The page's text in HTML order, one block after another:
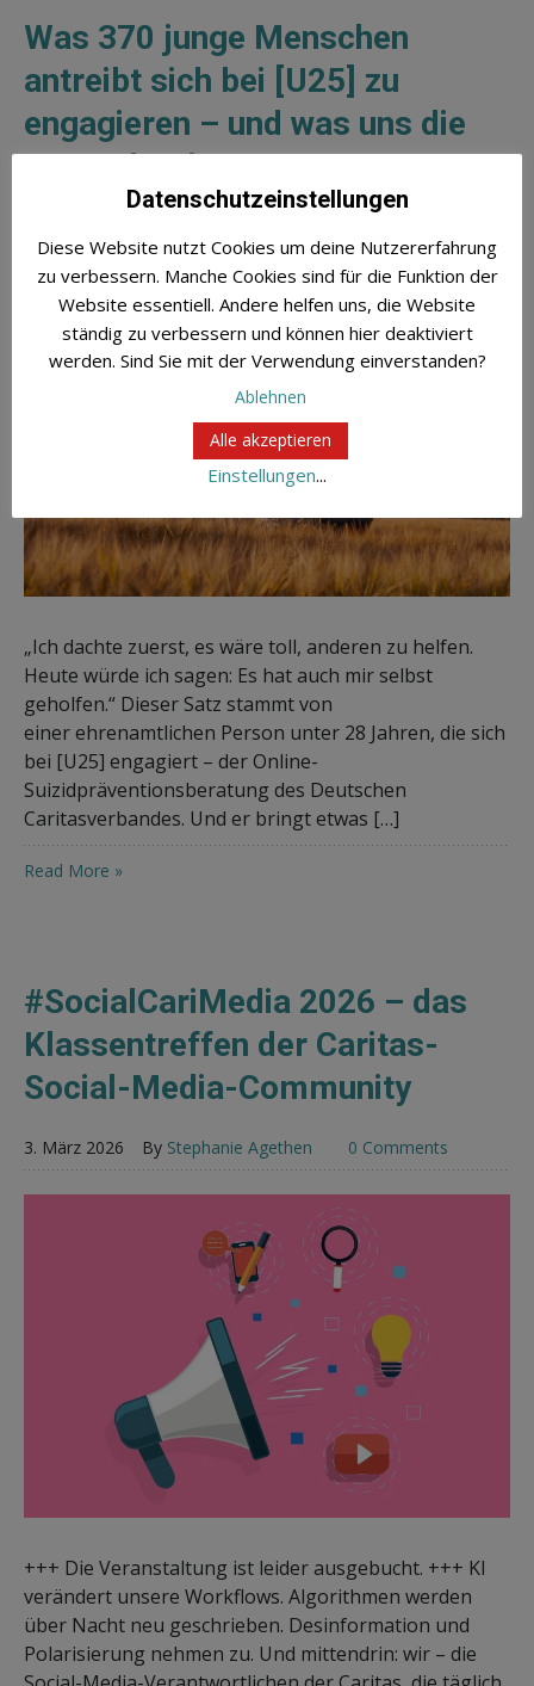
Was 370 junge Menschen
antreibt sich bei [U25] zu
engagieren – und was uns die
Daten darüber verraten
„Ich dachte zuerst, es wäre toll, anderen zu helfen.
Heute würde ich sagen: Es hat auch mir selbst
geholfen.“ Dieser Satz stammt von
einer ehrenamtlichen Person unter 28 Jahren, die sich
bei [U25] engagiert – der Online-
Suizidpräventionsberatung des Deutschen
Caritasverbandes. Und er bringt etwas […]
Read More »
#SocialCariMedia 2026 – das
Klassentreffen der Caritas-
Social-Media-Community
3. März 2026 By Stephanie Agethen 0 Comments
+++ Die Veranstaltung ist leider ausgebucht. +++ KI
verändert unsere Workflows. Algorithmen werden
über Nacht neu geschrieben. Desinformation und
Polarisierung nehmen zu. Und mittendrin: wir – die
Datenschutzeinstellungen
Diese Website nutzt Cookies um deine Nutzererfahrung
zu verbessern. Manche Cookies sind für die Funktion der
Website essentiell. Andere helfen uns, die Website
ständig zu verbessern und können hier deaktiviert
werden. Sind Sie mit der Verwendung einverstanden?
Ablehnen
Alle akzeptieren
Einstellungen...